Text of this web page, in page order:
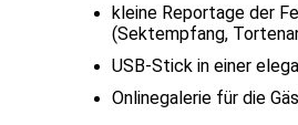
kleine Reportage der
(Sektempfang,
USB-Stick in einer
Onlinegalerie für die